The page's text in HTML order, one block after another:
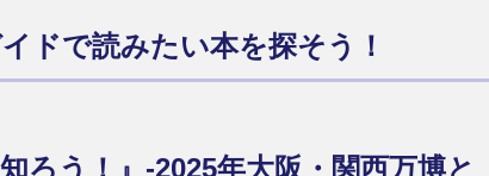
ドで読みたい本を探そう！
ろう！』-2025年大阪・関西万博